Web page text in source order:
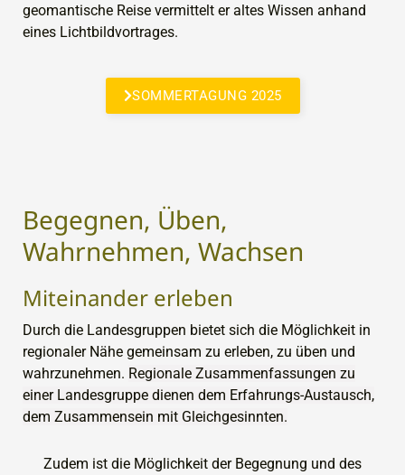
geomantische Reise vermittelt er altes Wissen anhand
eines Lichtbildvortrages.
SOMMERTAGUNG 2025
Begegnen, Üben,
Wahrnehmen, Wachsen
Miteinander erleben
Durch die Landesgruppen bietet sich die Möglichkeit in
regionaler Nähe gemeinsam zu erleben, zu üben und
wahrzunehmen. Regionale Zusammenfassungen zu
einer Landesgruppe dienen dem Erfahrungs-Austausch,
dem Zusammensein mit Gleichgesinnten.
Zudem ist die Möglichkeit der Begegnung und des